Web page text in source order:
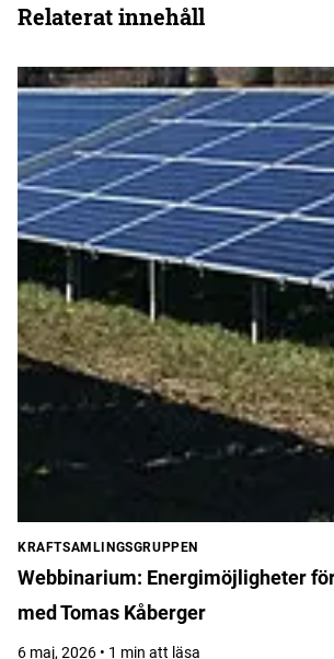
Relaterat innehåll
KRAFTSAMLINGSGRUPPEN
Webbinarium: Energimöjligheter
med Tomas Kåberger
6 maj, 2026 • 1 min att läsa